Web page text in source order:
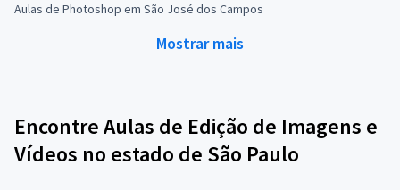
Aulas de Photoshop em São José dos Campos
Mostrar mais
Encontre Aulas de Edição de Imagens e
Vídeos no estado de São Paulo